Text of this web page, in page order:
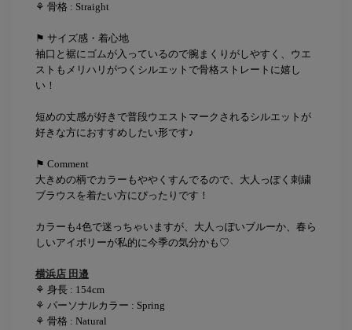
⚘ 骨格 : Straight
⚑ サイズ感・着心地
袖口と裾にゴムが入っているので腕まくりがしやすく、ウエ
ストもメリハリがつくシルエットで骨格ストレートに嬉し
い！
短めの丈感が好きで普段ウエストマークされるシルエットが
好きな方におすすめしたい形です♪
⚑ Comment
大きめの柄でカラーもややくすんでるので、大人っぽく刺繍
ブラウスを着たい方にぴったりです！
カラーも4色で迷っちゃいますが、大人っぽいブルーか、春ら
しいアイボリーが私的に今季の気分かも♡
横浜店 田邉
⚘ 身長 : 154cm
⚘ パーソナルカラー : Spring
⚘ 骨格 : Natural